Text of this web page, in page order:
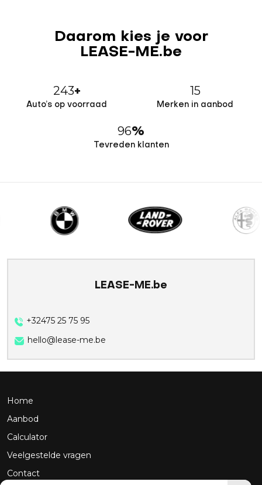
Daarom kies je voor
LEASE-ME.be
243+
Auto’s op voorraad
15
Merken in aanbod
96%
Tevreden klanten
LEASE-ME.be
+32475 25 75 95
hello@lease-me.be
Home
Aanbod
Calculator
Veelgestelde vragen
Contact